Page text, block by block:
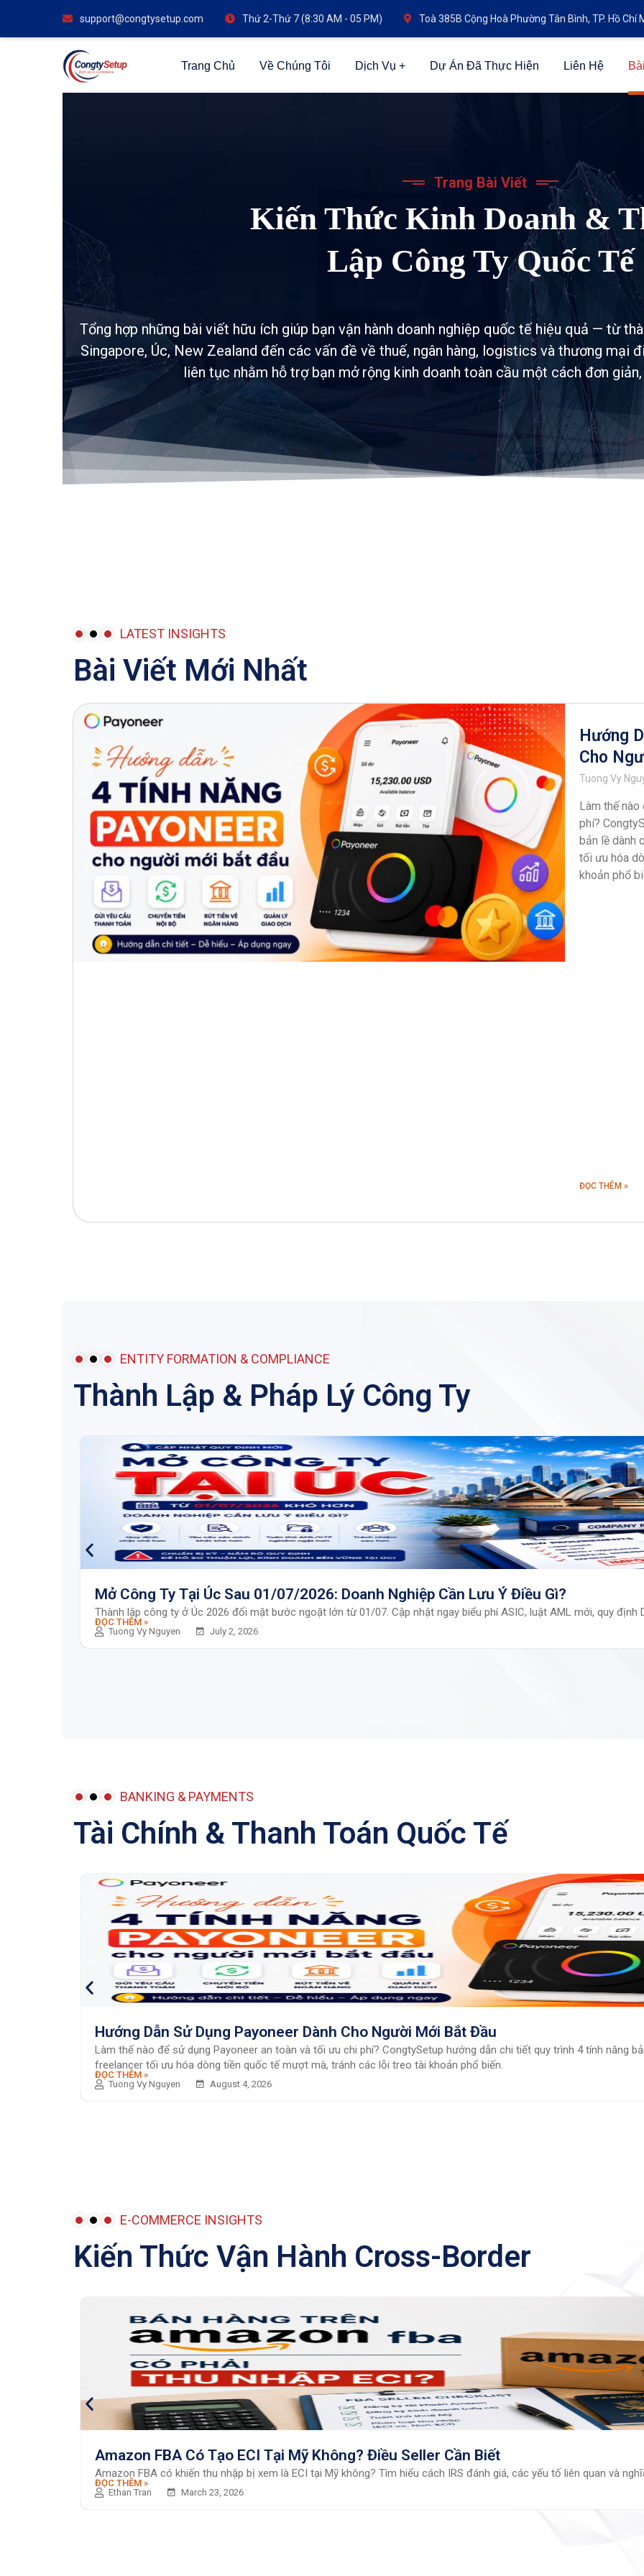
support@congtysetup.com Thứ 2-Thứ 7 (8:30 AM - 05 PM) Toà 385B Cộng Hoà Phường Tân Bình, TP. Hồ Chí
Trang Chủ Về Chúng Tôi Dịch Vụ Dự Án Đã Thực Hiện Liên Hệ
Trang Bài Viết
Kiến Thức Kinh Doanh &
Lập Công Ty Quốc Tế
Tổng hợp những bài viết hữu ích giúp bạn vận hành doanh nghiệp quốc tế hiệu quả — từ
Singapore, Úc, New Zealand đến các vấn đề về thuế, ngân hàng, logistics và thương mại
liên tục nhằm hỗ trợ bạn mở rộng kinh doanh toàn cầu một cách đơn
LATEST INSIGHTS
Bài Viết Mới Nhất
Hướng
Cho
Tuong Vy
Làm thế
phí?
bản lề dành
tối ưu hóa
khoản phổ
ĐỌC THÊM »
ENTITY FORMATION & COMPLIANCE
Thành Lập & Pháp Lý Công Ty
Mở Công Ty Tại Úc Sau 01/07/2026: Doanh Nghiệp Cần Lưu Ý Điều Gì?
Thành lập công ty ở Úc 2026 đối mặt bước ngoặt lớn từ 01/07. Cập nhật ngay biểu phí ASIC, luật AML mới, quy định
ĐỌC THÊM »
Tuong Vy Nguyen
July 2, 2026
BANKING & PAYMENTS
Tài Chính & Thanh Toán Quốc Tế
Hướng Dẫn Sử Dụng Payoneer Dành Cho Người Mới Bắt Đầu
Làm thế nào để sử dụng Payoneer an toàn và tối ưu chi phí? CongtySetup hướng dẫn chi tiết quy trình 4 tính năng
freelancer tối ưu hóa dòng tiền quốc tế mượt mà, tránh các lỗi treo tài khoản phổ biến.
ĐỌC THÊM »
Tuong Vy Nguyen
August 4, 2026
E-COMMERCE INSIGHTS
Kiến Thức Vận Hành Cross-Border
Amazon FBA Có Tạo ECI Tại Mỹ Không? Điều Seller Cần Biết
Amazon FBA có khiến thu nhập bị xem là ECI tại Mỹ không? Tìm hiểu cách IRS đánh giá, các yếu tố liên quan và
ĐỌC THÊM »
Ethan Tran
March 23, 2026